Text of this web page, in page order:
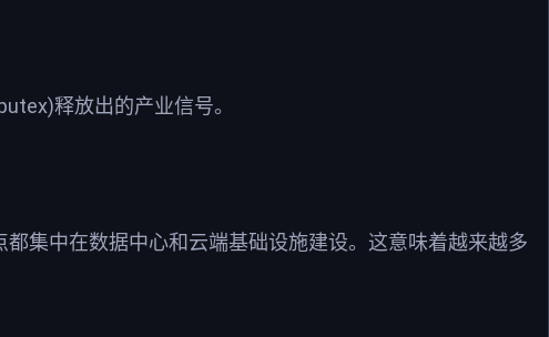
释放出的产业信号。
集中在数据中心和云端基础设施建设。这意味着越来越多